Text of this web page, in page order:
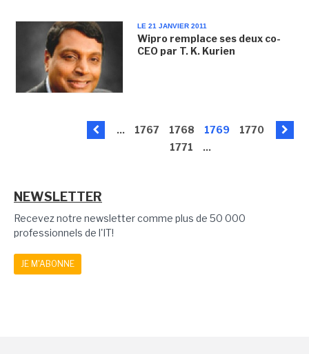
LE 21 JANVIER 2011
Wipro remplace ses deux co-
CEO par T. K. Kurien
... 1767 1768 1769
1770
1771
...
NEWSLETTER
Recevez notre newsletter comme plus de 50 000
professionnels de l'IT!
JE M'ABONNE